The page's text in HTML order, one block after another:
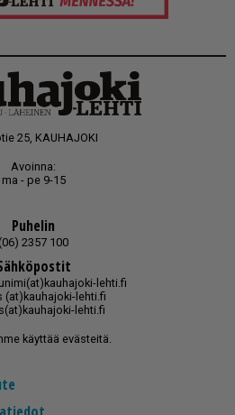
25, KAUHAJOKI
Avoinna:
ma - pe 9-15
Puhelin
(06) 2357 100
lehti.fi
(at)kauhajoki-lehti.fi
lehti.fi
käyttää evästeitä.